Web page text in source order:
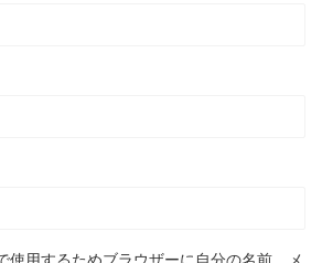
使用するためブラウザーに自分の名前、メ